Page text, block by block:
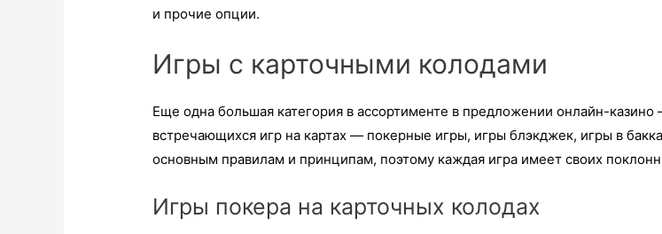
и прочие опции.
Игры с карточными колодами
Еще одна большая категория в ассортименте в предложении онлайн-
встречающихся игр на картах — покерные игры, игры блэкджек, игры в
основным правилам и принципам, поэтому каждая игра имеет своих
Игры покера на карточных колодах